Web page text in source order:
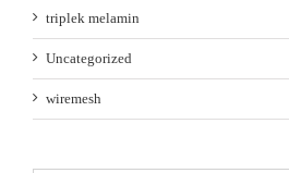
triplek melamin
Uncategorized
wiremesh